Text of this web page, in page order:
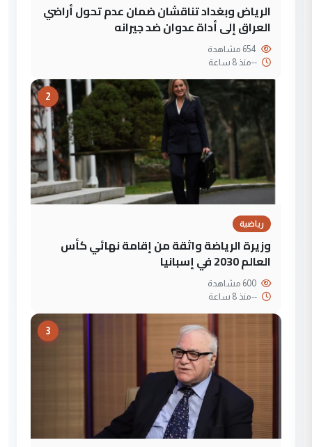
الرياض وبغداد تناقشان ضمان عدم تحول أراضي
العراق إلى أداة عدوان ضد جيرانه
--منذ 8 ساعة
2
رياضية
وزيرة الرياضة واثقة من إقامة نهائي كأس
العالم 2030 في إسبانيا
--منذ 8 ساعة
3